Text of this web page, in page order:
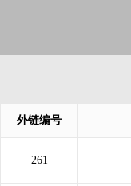
外链编号
261